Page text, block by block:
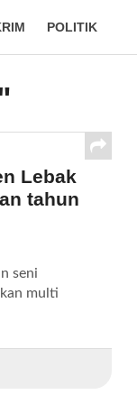
POLITIK
Lebak
tahun
seni
multi